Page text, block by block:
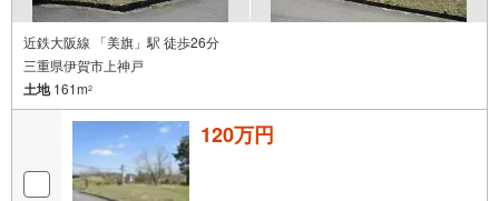
近鉄大阪線 「美旗」駅 徒歩26分
三重県伊賀市上神戸
土地161m2
120万円